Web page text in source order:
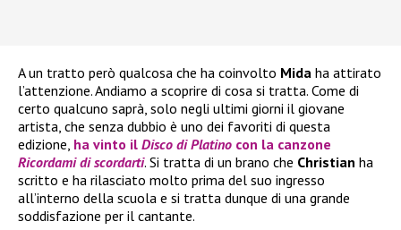
A un tratto però qualcosa che ha coinvolto Mida ha attirato
l’attenzione. Andiamo a scoprire di cosa si tratta. Come di
certo qualcuno saprà, solo negli ultimi giorni il giovane
artista, che senza dubbio è uno dei favoriti di questa
edizione, ha vinto il Disco di Platino con la canzone
Ricordami di scordarti. Si tratta di un brano che Christian ha
scritto e ha rilasciato molto prima del suo ingresso
all’interno della scuola e si tratta dunque di una grande
soddisfazione per il cantante.